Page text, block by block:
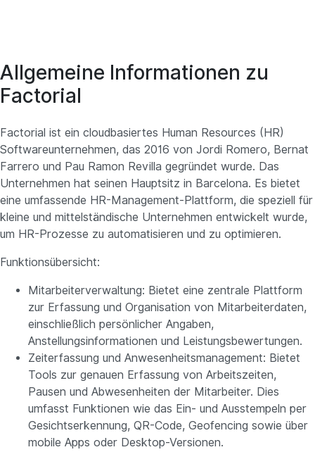
Allgemeine Informationen zu
Factorial
Factorial ist ein cloudbasiertes Human Resources (HR)
Softwareunternehmen, das 2016 von Jordi Romero, Bernat
Farrero und Pau Ramon Revilla gegründet wurde. Das
Unternehmen hat seinen Hauptsitz in Barcelona. Es bietet
eine umfassende HR-Management-Plattform, die speziell für
kleine und mittelständische Unternehmen entwickelt wurde,
um HR-Prozesse zu automatisieren und zu optimieren.
Funktionsübersicht:
Mitarbeiterverwaltung: Bietet eine zentrale Plattform
zur Erfassung und Organisation von Mitarbeiterdaten,
einschließlich persönlicher Angaben,
Anstellungsinformationen und Leistungsbewertungen.
Zeiterfassung und Anwesenheitsmanagement: Bietet
Tools zur genauen Erfassung von Arbeitszeiten,
Pausen und Abwesenheiten der Mitarbeiter. Dies
umfasst Funktionen wie das Ein- und Ausstempeln per
Gesichtserkennung, QR-Code, Geofencing sowie über
mobile Apps oder Desktop-Versionen.